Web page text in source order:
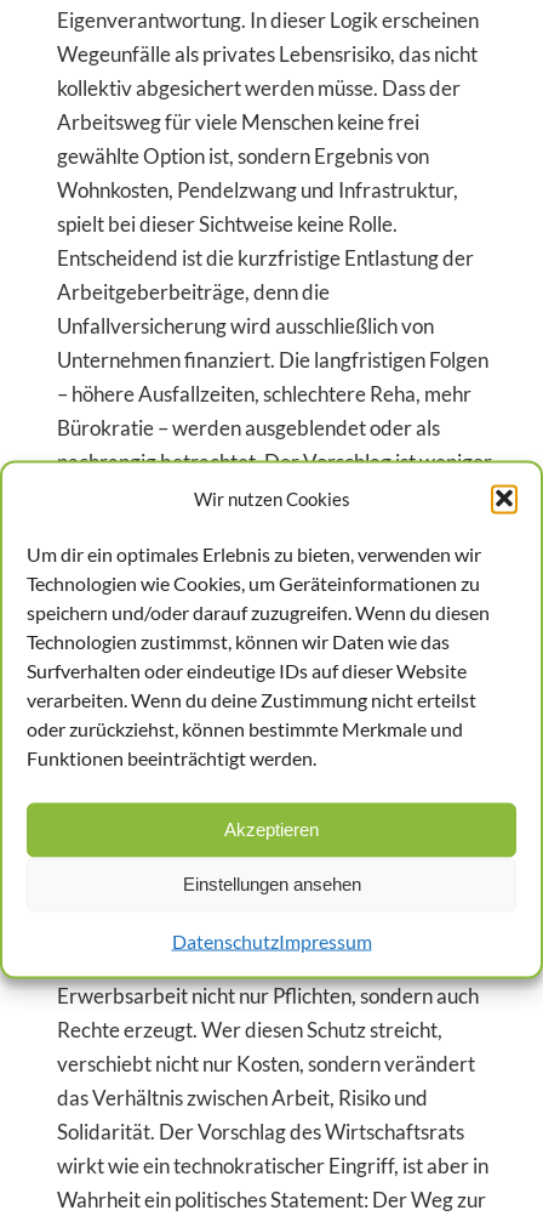
Wir nutzen Cookies
Um dir ein optimales Erlebnis zu bieten, verwenden wir
Technologien wie Cookies, um Geräteinformationen zu
speichern und/oder darauf zuzugreifen. Wenn du diesen
Technologien zustimmst, können wir Daten wie das
Surfverhalten oder eindeutige IDs auf dieser Website
verarbeiten. Wenn du deine Zustimmung nicht erteilst
oder zurückziehst, können bestimmte Merkmale und
Funktionen beeinträchtigt werden.
Akzeptieren
Einstellungen ansehen
DatenschutzImpressum
Eigenverantwortung. In dieser Logik erscheinen
Wegeunfälle als privates Lebensrisiko, das nicht
kollektiv abgesichert werden müsse. Dass der
Arbeitsweg für viele Menschen keine frei
gewählte Option ist, sondern Ergebnis von
Wohnkosten, Pendelzwang und Infrastruktur,
spielt bei dieser Sichtweise keine Rolle.
Entscheidend ist die kurzfristige Entlastung der
Arbeitgeberbeiträge, denn die
Unfallversicherung wird ausschließlich von
Unternehmen finanziert. Die langfristigen Folgen
– höhere Ausfallzeiten, schlechtere Reha, mehr
Bürokratie – werden ausgeblendet oder als
nachrangig betrachtet. Der Vorschlag ist weniger
ein technischer Reformpunkt als ein ideologisches
Stück für Stück, beginnend bei Bereichen, die als
verzichtbar dargestellt werden. Dass selbst viele
in der CDU diese Forderung ablehnen, zeigt, wie
weit der Wirtschaftsrat sich von der realen
Arbeitswelt entfernt hat.
EIN ANGRIFF AUF DEN KERN DES
Die Debatte um Wegeunfälle ist deshalb mehr als
ein Streit über Paragrafen. Sie berührt die Frage,
welche Verantwortung eine Gesellschaft für
Erwerbsarbeit nicht nur Pflichten, sondern auch
Rechte erzeugt. Wer diesen Schutz streicht,
verschiebt nicht nur Kosten, sondern verändert
das Verhältnis zwischen Arbeit, Risiko und
Solidarität. Der Vorschlag des Wirtschaftsrats
wirkt wie ein technokratischer Eingriff, ist aber in
Wahrheit ein politisches Statement: Der Weg zur